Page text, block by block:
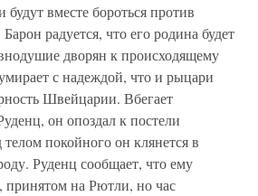
вместе бороться против
радуется, что его родина будет
дворян к происходящему
с надеждой, что и рыцари
Швейцарии. Вбегает
он опоздал к постели
покойного он клянется в
Руденц сообщает, что ему
принятом на Рютли, но час